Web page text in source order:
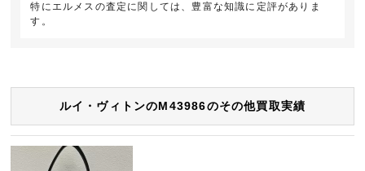
特にエルメスの査定に関しては、豊富な知識に定評がありま
す。
ルイ・ヴィトンのM43986のその他買取実績